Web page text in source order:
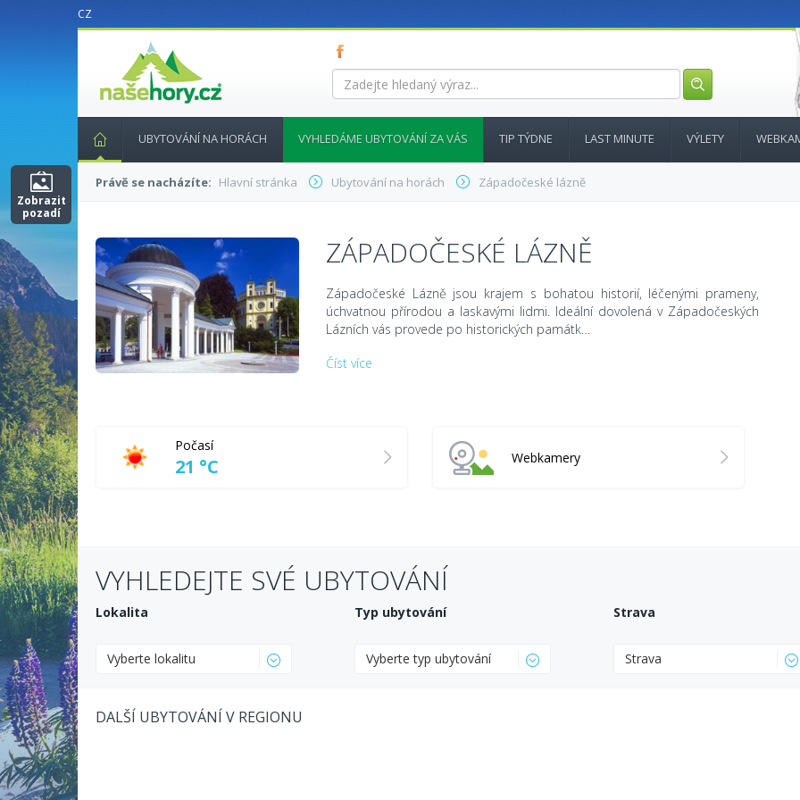
CZ
nasehory.cz
Zadejte
hledaný
UBYTOVÁNÍ NA HORÁCH VYHLEDÁME UBYTOVÁNÍ ZA VÁS TIP TÝDNE LAST MINUTE VÝLETY
Právě se nacházíte: Hlavní stránka Ubytování na horách Západočeské lázně
ZÁPADOČESKÉ LÁZNĚ
Západočeské Lázně jsou krajem s bohatou historií, léčenými prameny,
úchvatnou přírodou a laskavými lidmi. Ideální dovolená v Západočeských
Lázních vás provede po historických památk…
Číst více
Počasí
21 °C Webkamery
VYHLEDEJTE SVÉ UBYTOVÁNÍ
Lokalita
Vyberte lokalitu
Typ ubytování
Vyberte typ ubytování
Strava
Strava
DALŠÍ UBYTOVÁNÍ V REGIONU
Zobrazit
pozadí